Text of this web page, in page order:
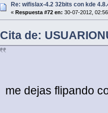
Re: wifislax-4.2 32bits con kde
« Respuesta #72 en: 30-07-2012,
Cita de:
me dejas flipando